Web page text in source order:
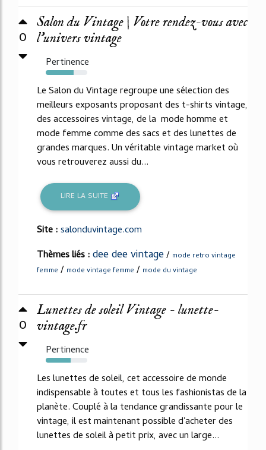
0
Salon du Vintage | Votre rendez-vous avec
l'univers vintage
Pertinence
67%
Le Salon du Vintage regroupe une sélection des
meilleurs exposants proposant des t-shirts vintage,
des accessoires vintage, de la mode homme et
mode femme comme des sacs et des lunettes de
grandes marques. Un véritable vintage market où
vous retrouverez aussi du...
LIRE LA SUITE
Site :salonduvintage.com
Thèmes liés :dee dee vintage/ mode retro vintage
femme / mode vintage femme / mode du vintage
0
Lunettes de soleil Vintage - lunette-
vintage.fr
Pertinence
60%
Les lunettes de soleil, cet accessoire de monde
indispensable à toutes et tous les fashionistas de la
planète. Couplé à la tendance grandissante pour le
vintage, il est maintenant possible d'acheter des
lunettes de soleil à petit prix, avec un large...